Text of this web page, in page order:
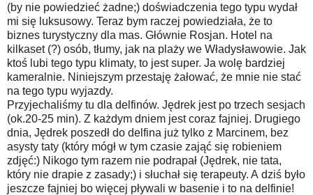
(by nie powiedzieć żadne;) doświadczenia tego typu wydał
mi się luksusowy. Teraz bym raczej powiedziała, że to
biznes turystyczny dla mas. Głównie Rosjan. Hotel na
kilkaset (?) osób, tłumy, jak na plaży we Władysławowie. Jak
ktoś lubi tego typu klimaty, to jest super. Ja wolę bardziej
kameralnie. Niniejszym przestaję żałować, że mnie nie stać
na tego typu wyjazdy.
Przyjechaliśmy tu dla delfinów. Jędrek jest po trzech sesjach
(ok.20-25 min). Z każdym dniem jest coraz fajniej. Drugiego
dnia, Jędrek poszedł do delfina już tylko z Marcinem, bez
asysty taty (który mógł w tym czasie zająć się robieniem
zdjęć:) Nikogo tym razem nie podrapał (Jędrek, nie tata,
który nie drapie z zasady;) i słuchał się terapeuty. A dziś było
jeszcze fajniej bo więcej pływali w basenie i to na delfinie!